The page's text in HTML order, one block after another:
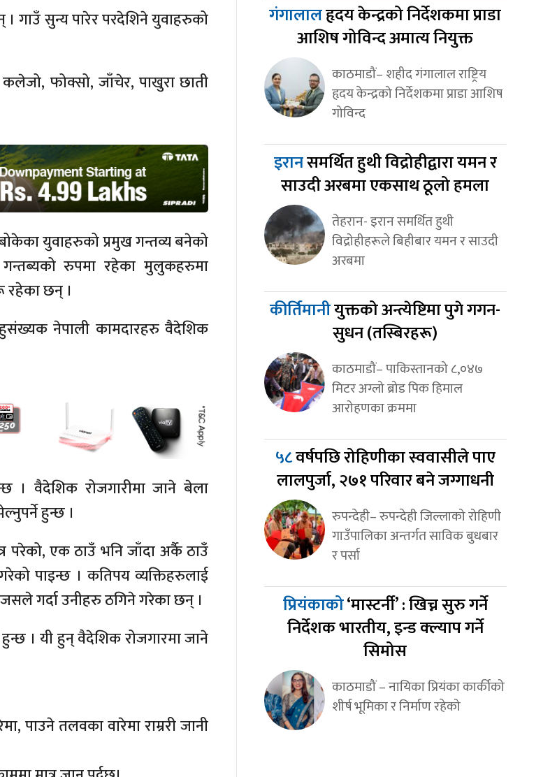
गाउँ सुन्य पारेर परदेशिने युवाहरुको
फोक्सो, जाँचेर, पाखुरा छाती
युवाहरुको प्रमुख गन्तव्य बनेको
रुपमा रहेका मुलुकहरुमा
छन् ।
नेपाली कामदारहरु वैदेशिक
। वैदेशिक रोजगारीमा जाने बेला
हुन्छ ।
परेको, एक ठाउँ भनि जाँदा अर्कै ठाउँ
पाइन्छ । कतिपय व्यक्तिहरुलाई
गर्दा उनीहरु ठगिने गरेका छन् ।
। यी हुन् वैदेशिक रोजगारमा जाने
पाउने तलवका वारेमा राम्ररी जानी
गंगालालहृदय केन्द्रको निर्देशकमा प्राडा
आशिष गोविन्द अमात्य नियुक्त
काठमाडौं– शहीद गंगालाल राष्ट्रिय
हृदय केन्द्रको निर्देशकमा प्राडा आशिष
गोविन्द
इरानसमर्थित हुथी विद्रोहीद्वारा यमन र
साउदी अरबमा एकसाथ ठूलो हमला
तेहरान- इरान समर्थित हुथी
विद्रोहीहरूले बिहीबार यमन र साउदी
अरबमा
कीर्तिमानीयुक्तको अन्त्येष्टिमा पुगे गगन-
सुधन (तस्बिरहरू)
काठमाडौं– पाकिस्तानको ८,०४७
मिटर अग्लो ब्रोड पिक हिमाल
आरोहणका क्रममा
५८वर्षपछि रोहिणीका स्ववासीले पाए
लालपुर्जा, २७१ परिवार बने जग्गाधनी
रुपन्देही– रुपन्देही जिल्लाको रोहिणी
गाउँपालिका अन्तर्गत साविक बुधबार
र पर्सा
प्रियंकाको‘मास्टर्नी’ : खिच्न सुरु गर्ने
निर्देशक भारतीय, इन्ड क्ल्याप गर्ने
सिमोस
काठमाडौं – नायिका प्रियंका कार्कीको
शीर्ष भूमिका र निर्माण रहेको